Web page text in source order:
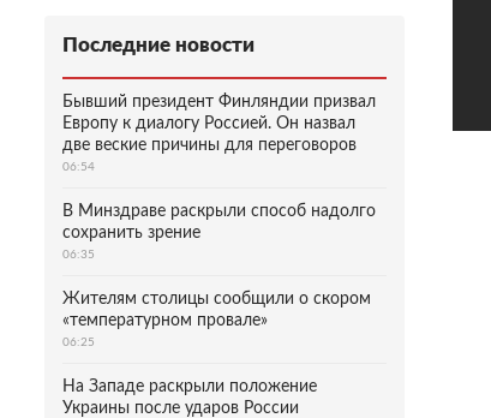
Последние новости
Бывший президент Финляндии призвал
Европу к диалогу Россией. Он назвал
две веские причины для переговоров
06:54
В Минздраве раскрыли способ надолго
сохранить зрение
06:35
Жителям столицы сообщили о скором
«температурном провале»
06:25
На Западе раскрыли положение
Украины после ударов России